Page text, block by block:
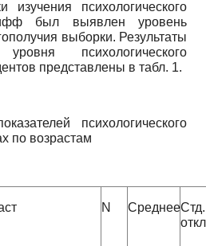
психологического
был выявлен уровень
выборки. Результаты
психологического
представлены в табл. 1.
психологического
по возрастам
N СреднееСтд.